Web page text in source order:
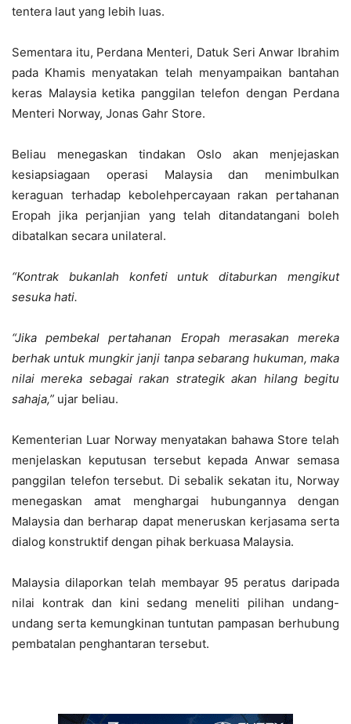
tentera laut yang lebih luas.
Sementara itu, Perdana Menteri, Datuk Seri Anwar Ibrahim
pada Khamis menyatakan telah menyampaikan bantahan
keras Malaysia ketika panggilan telefon dengan Perdana
Menteri Norway, Jonas Gahr Store.
Beliau menegaskan tindakan Oslo akan menjejaskan
kesiapsiagaan operasi Malaysia dan menimbulkan
keraguan terhadap kebolehpercayaan rakan pertahanan
Eropah jika perjanjian yang telah ditandatangani boleh
dibatalkan secara unilateral.
“Kontrak bukanlah konfeti untuk ditaburkan mengikut
sesuka hati.
“Jika pembekal pertahanan Eropah merasakan mereka
berhak untuk mungkir janji tanpa sebarang hukuman, maka
nilai mereka sebagai rakan strategik akan hilang begitu
sahaja,” ujar beliau.
Kementerian Luar Norway menyatakan bahawa Store telah
menjelaskan keputusan tersebut kepada Anwar semasa
panggilan telefon tersebut. Di sebalik sekatan itu, Norway
menegaskan amat menghargai hubungannya dengan
Malaysia dan berharap dapat meneruskan kerjasama serta
dialog konstruktif dengan pihak berkuasa Malaysia.
Malaysia dilaporkan telah membayar 95 peratus daripada
nilai kontrak dan kini sedang meneliti pilihan undang-
undang serta kemungkinan tuntutan pampasan berhubung
pembatalan penghantaran tersebut.